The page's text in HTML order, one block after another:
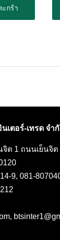
ะกร้า
เตอร์-เทรด จำ
จิต 1 ถนนเย็นจิ
9, 081-